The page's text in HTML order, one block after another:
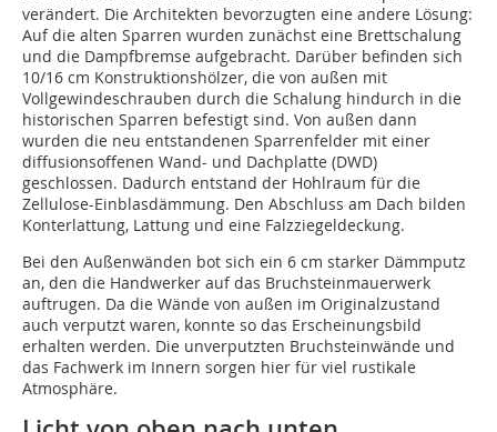
verändert. Die Architekten bevorzugten eine andere Lösung:
Auf die alten Sparren wurden zunächst eine Brettschalung
und die Dampfbremse aufgebracht. Darüber befinden sich
10/16 cm Konstruktionshölzer, die von außen mit
Vollgewindeschrauben durch die Schalung hindurch in die
historischen Sparren befestigt sind. Von außen dann
wurden die neu entstandenen Sparrenfelder mit einer
diffusionsoffenen Wand- und Dachplatte (DWD)
geschlossen. Dadurch entstand der Hohlraum für die
Zellulose-Einblasdämmung. Den Abschluss am Dach bilden
Konterlattung, Lattung und eine Falzziegeldeckung.
Bei den Außenwänden bot sich ein 6 cm starker Dämmputz
an, den die Handwerker auf das Bruchsteinmauerwerk
auftrugen. Da die Wände von außen im Originalzustand
auch verputzt waren, konnte so das ­Erscheinungsbild
erhalten werden. Die unverputzten Bruchsteinwände und
das Fachwerk im Innern sorgen hier für viel rustikale
Atmosphäre.